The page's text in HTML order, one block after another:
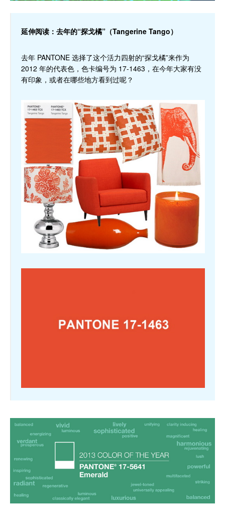
延伸阅读：去年的“探戈橘”（Tangerine Tango）
去年 PANTONE 选择了这个活力四射的“探戈橘”来作为
2012 年的代表色，色卡编号为 17-1463，在今年大家有没
有印象，或者在哪些地方看到过呢？